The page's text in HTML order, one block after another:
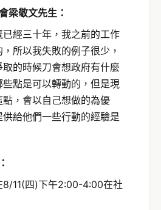
梁敬文先生：
經三十年，我之前的工作
所以我失敗的例子很少，
的時候刀會想政府有什麼
些點是可以轉動的，但是現
，會以自己想做的為優
給他們一些行動的經驗是
8/11(四)下午2:00-4:00在社